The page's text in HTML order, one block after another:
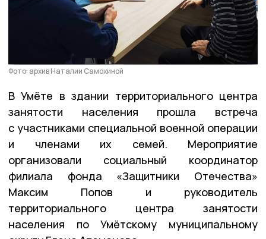
Фото: архив Наталии Самохиной
В Умёте в здании территориального центра
занятости населения прошла встреча
с участниками специальной военной операции
и членами их семей. Мероприятие
организовали социальный координатор
филиала фонда «Защитники Отечества»
Максим Попов и руководитель
территориального центра занятости
населения по Умётскому муниципальному